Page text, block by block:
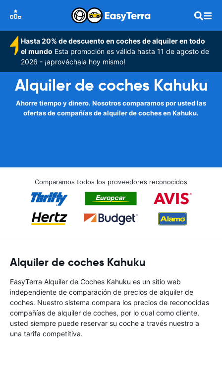
Hasta 20% de descuento en coches de alquiler en todo
el mundo Esta promoción es válida hasta 11 de agosto de
2026 - ¡aprovéchala hoy mismo!
Alquiler de coches Kahuku
Ahorre tiempo y dinero. Nosotros comparamos por usted las
ofertas de compañías de alquiler de coches en Kahuku.
Comparamos todos los proveedores reconocidos
Alquiler de coches Kahuku
EasyTerra Alquiler de Coches Kahuku es un sitio web
independiente de comparación de precios de alquiler de
coches. Nuestro sistema compara los precios de reconocidas
compañías de alquiler de coches, por lo cual como cliente,
usted siempre puede reservar su coche a través nuestro a
una tarifa competitiva.